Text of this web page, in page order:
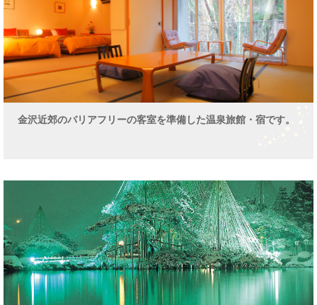
金沢近郊のバリアフリーの客室を準備した温泉旅館・宿です。